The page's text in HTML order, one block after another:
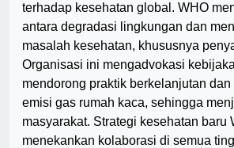
terhadap kesehatan global. WHO
antara degradasi lingkungan dan
masalah kesehatan, khususnya
Organisasi ini mengadvokasi
mendorong praktik berkelanjutan
emisi gas rumah kaca, sehingga
masyarakat. Strategi kesehatan baru
menekankan kolaborasi di semua